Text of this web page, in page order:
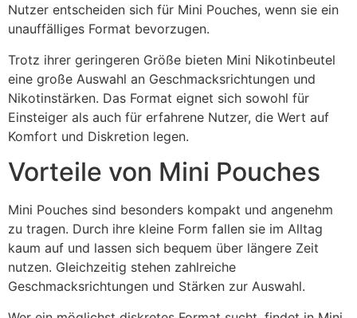
Nutzer entscheiden sich für Mini Pouches, wenn sie ein
unauffälliges Format bevorzugen.
Trotz ihrer geringeren Größe bieten Mini Nikotinbeutel
eine große Auswahl an Geschmacksrichtungen und
Nikotinstärken. Das Format eignet sich sowohl für
Einsteiger als auch für erfahrene Nutzer, die Wert auf
Komfort und Diskretion legen.
Vorteile von Mini Pouches
Mini Pouches sind besonders kompakt und angenehm
zu tragen. Durch ihre kleine Form fallen sie im Alltag
kaum auf und lassen sich bequem über längere Zeit
nutzen. Gleichzeitig stehen zahlreiche
Geschmacksrichtungen und Stärken zur Auswahl.